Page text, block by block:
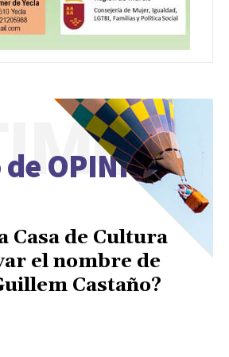
OPINIÓN
Casa de Cultura
el nombre de
Castaño?